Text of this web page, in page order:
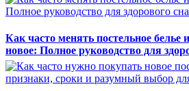
Как часто менять постельное белье
новое: Полное руководство для